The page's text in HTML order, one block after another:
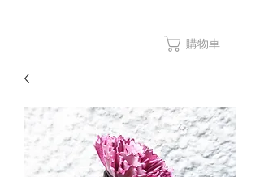
購物車